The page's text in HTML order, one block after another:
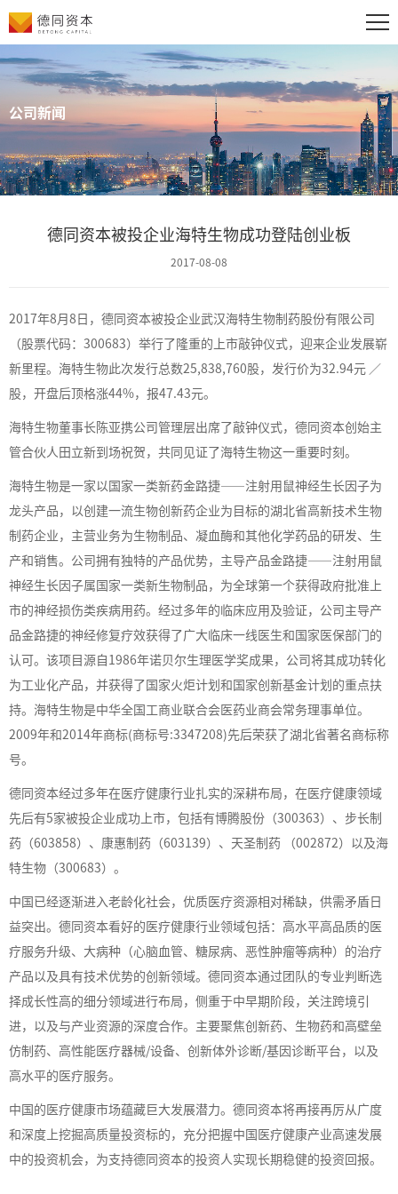
公司新闻
德同资本被投企业海特生物成功登陆创业板
2017-08-08
2017年8月8日，德同资本被投企业武汉海特生物制药股份有限公司
（股票代码： 300683）举行了隆重的上市敲钟仪式，迎来企业发展崭
新里程。海特生物此次发行总数25,838,760股，发行价为32.94元 ／
股，开盘后顶格涨44%，报47.43元。
海特生物董事长陈亚携公司管理层出席了敲钟仪式，德同资本创始主
管合伙人田立新到场祝贺，共同见证了海特生物这一重要时刻。
海特生物是一家以国家一类新药金路捷——注射用鼠神经生长因子为
龙头产品，以创建一流生物创新药企业为目标的湖北省高新技术生物
制药企业，主营业务为生物制品、凝血酶和其他化学药品的研发、生
产和销售。公司拥有独特的产品优势，主导产品金路捷——注射用鼠
神经生长因子属国家一类新生物制品，为全球第一个获得政府批准上
市的神经损伤类疾病用药。经过多年的临床应用及验证，公司主导产
品金路捷的神经修复疗效获得了广大临床一线医生和国家医保部门的
认可。该项目源自1986年诺贝尔生理医学奖成果，公司将其成功转化
为工业化产品，并获得了国家火炬计划和国家创新基金计划的重点扶
持。海特生物是中华全国工商业联合会医药业商会常务理事单位。
2009年和2014年商标(商标号:3347208)先后荣获了湖北省著名商标称
号。
德同资本经过多年在医疗健康行业扎实的深耕布局，在医疗健康领域
先后有5家被投企业成功上市，包括有博腾股份（300363）、步长制
药（603858）、康惠制药（603139）、天圣制药 （002872）以及海
特生物（300683）。
中国已经逐渐进入老龄化社会，优质医疗资源相对稀缺，供需矛盾日
益突出。德同资本看好的医疗健康行业领域包括：高水平高品质的医
疗服务升级、大病种（心脑血管、糖尿病、恶性肿瘤等病种）的治疗
产品以及具有技术优势的创新领域。德同资本通过团队的专业判断选
择成长性高的细分领域进行布局，侧重于中早期阶段，关注跨境引
进，以及与产业资源的深度合作。 主要聚焦创新药、生物药和高壁垒
仿制药、高性能医疗器械/设备、创新体外诊断/基因诊断平台，以及
高水平的医疗服务。
中国的医疗健康市场蕴藏巨大发展潜力。德同资本将再接再厉从广度
和深度上挖掘高质量投资标的，充分把握中国医疗健康产业高速发展
中的投资机会，为支持德同资本的投资人实现长期稳健的投资回报。